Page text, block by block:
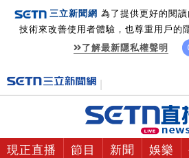
三立新聞網 為了提供更好的閱
技術來改善使用者體驗，也尊重用戶的
了解最新隱私權聲明
現正直播 節目 新聞 娛樂